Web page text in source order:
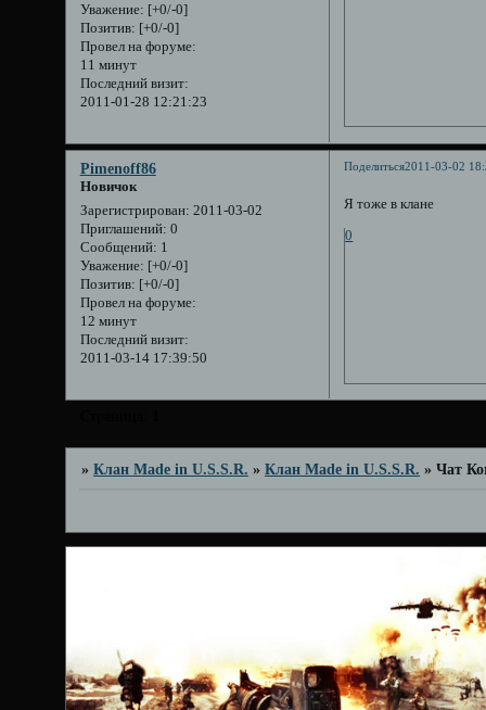
Уважение: [+0/-0]
Позитив: [+0/-0]
Провел на форуме:
11 минут
Последний визит:
2011-01-28 12:21:23
Поделиться2011-03-02
Pimenoff86
Новичок
Зарегистрирован: 2011-03-02
Приглашений: 0
Сообщений: 1
Уважение: [+0/-0]
Позитив: [+0/-0]
Провел на форуме:
12 минут
Последний визит:
2011-03-14 17:39:50
Я тоже в клане
0
»Клан Made in U.S.S.R. »Клан Made in U.S.S.R. »Чат